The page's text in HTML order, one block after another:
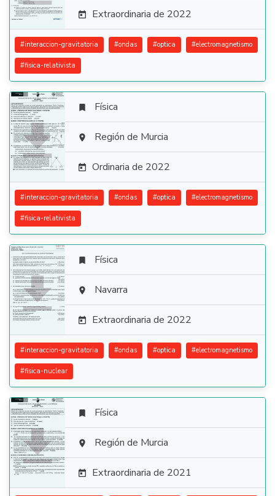
 Extraordinaria de 2022
#interaccion-gravitatoria #ondas #optica #electromagnetismo
#fisica-relativista

 Física
 Región de Murcia
 Ordinaria de 2022
#interaccion-gravitatoria #ondas #optica #electromagnetismo
#fisica-relativista

 Física
 Navarra
 Extraordinaria de 2022
#interaccion-gravitatoria #ondas #optica #electromagnetismo
#fisica-nuclear

 Física
 Región de Murcia
 Extraordinaria de 2021